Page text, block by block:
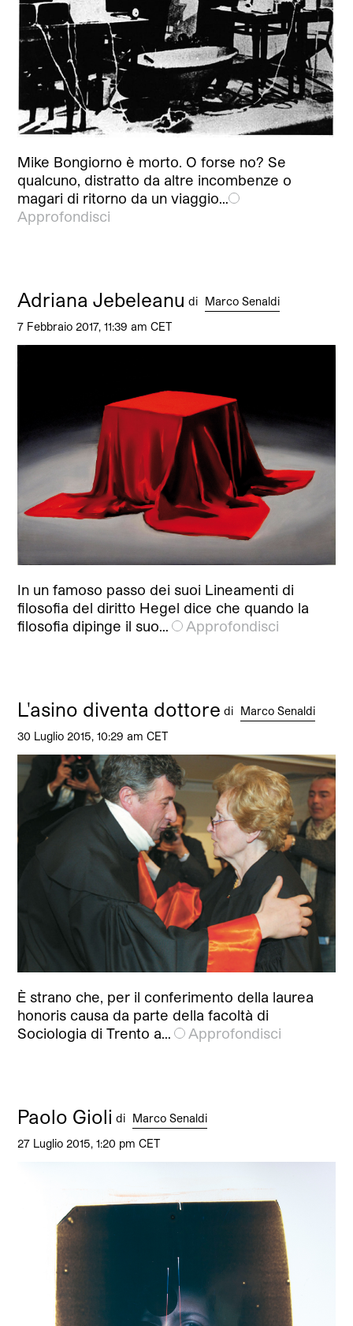
Mike Bongiorno è morto. O forse no? Se
qualcuno, distratto da altre incombenze o
magari di ritorno da un viaggio…
Approfondisci
Adriana Jebeleanu di Marco Senaldi
7 Febbraio 2017, 11:39 am CET
In un famoso passo dei suoi Lineamenti di
filosofia del diritto Hegel dice che quando la
filosofia dipinge il suo…
Approfondisci
L'asino diventa dottore di Marco Senaldi
30 Luglio 2015, 10:29 am CET
È strano che, per il conferimento della laurea
honoris causa da parte della facoltà di
Sociologia di Trento a…
Approfondisci
Paolo Gioli di Marco Senaldi
27 Luglio 2015, 1:20 pm CET